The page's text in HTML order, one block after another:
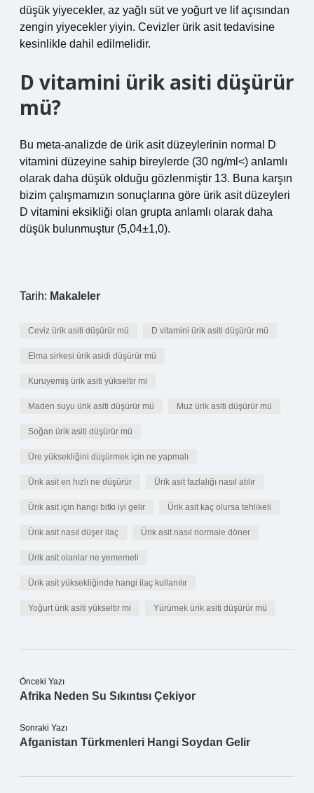
düşük yiyecekler, az yağlı süt ve yoğurt ve lif açısından
zengin yiyecekler yiyin. Cevizler ürik asit tedavisine
kesinlikle dahil edilmelidir.
D vitamini ürik asiti düşürür
mü?
Bu meta-analizde de ürik asit düzeylerinin normal D
vitamini düzeyine sahip bireylerde (30 ng/ml<) anlamlı
olarak daha düşük olduğu gözlenmiştir 13. Buna karşın
bizim çalışmamızın sonuçlarına göre ürik asit düzeyleri
D vitamini eksikliği olan grupta anlamlı olarak daha
düşük bulunmuştur (5,04±1,0).
Tarih: Makaleler
Ceviz ürik asiti düşürür mü D vitamini ürik asiti düşürür mü
Elma sirkesi ürik asidi düşürür mü
Kuruyemiş ürik asiti yükseltir mi
Maden suyu ürik asiti düşürür mü Muz ürik asiti düşürür mü
Soğan ürik asiti düşürür mü
Üre yüksekliğini düşürmek için ne yapmalı
Ürik asit en hızlı ne düşürür Ürik asit fazlalığı nasıl atılır
Ürik asit için hangi bitki iyi gelir Ürik asit kaç olursa tehlikeli
Ürik asit nasıl düşer ilaç Ürik asit nasıl normale döner
Ürik asit olanlar ne yememeli
Ürik asit yüksekliğinde hangi ilaç kullanılır
Yoğurt ürik asiti yükseltir mi Yürümek ürik asiti düşürür mü
Önceki Yazı
Afrika Neden Su Sıkıntısı Çekiyor
Sonraki Yazı
Afganistan Türkmenleri Hangi Soydan Gelir